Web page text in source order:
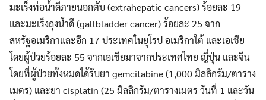
มะเร็งท่อน้ำดีภายนอกตับ (extrahepatic cancers) ร้อยละ 19
และมะเร็งถุงน้ำดี (gallbladder cancer) ร้อยละ 25 จาก
สหรัฐอเมริกาและอีก 17 ประเทศในยุโรป อเมริกาใต้ และเอเชีย
โดยผู้ป่วยร้อยละ 55 จากเอเชียมาจากประเทศไทย ญี่ปุ่น และจีน
โดยที่ผู้ป่วยทั้งหมดได้รับยา gemcitabine (1,000 มิลลิกรัม/ตาราง
เมตร) และยา cisplatin (25 มิลลิกรัม/ตารางเมตร วันที่ 1 และวัน